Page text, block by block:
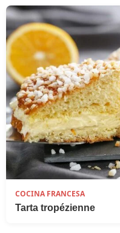
COCINA FRANCESA
Tarta tropézienne